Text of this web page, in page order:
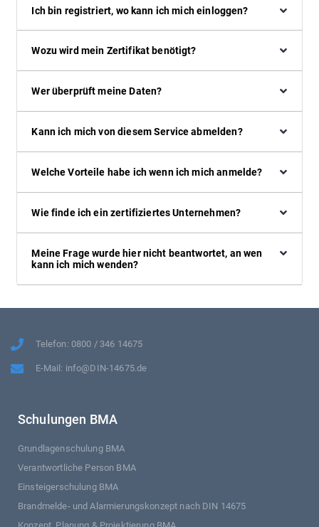
Ich bin registriert, wo kann ich mich einloggen?
Wozu wird mein Zertifikat benötigt?
Wer überprüft meine Daten?
Kann ich mich von diesem Service abmelden?
Welche Vorteile habe ich wenn ich mich anmelde?
Wie finde ich ein zertifiziertes Unternehmen?
Meine Frage wurde hier nicht beantwortet, an wen
kann ich mich wenden?
Telefon: 0800 / 346 14675
E-Mail: info@DIN-14675.de
Schulungen BMA
Grundlagenschulung BMA
Verantwortliche Person BMA
Einsteigerschulung BMA
Brandmelde- und Alarmierungskonzept nach DIN 14675